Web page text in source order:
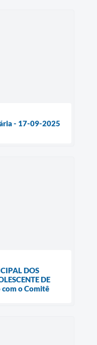
- 17-09-2025
DOS
DE
o Comitê